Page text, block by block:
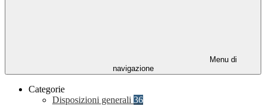
Menu di
navigazione
Categorie
Disposizioni generali 36